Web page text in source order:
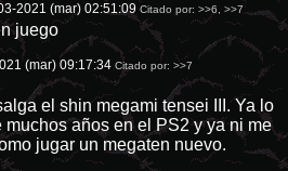
2021 (mar) 02:51:09 Citado por:>>6,>>7
juego
(mar) 09:17:34 Citado por:>>7
el shin megami tensei III. Ya lo
muchos años en el PS2 y ya ni me
jugar un megaten nuevo.